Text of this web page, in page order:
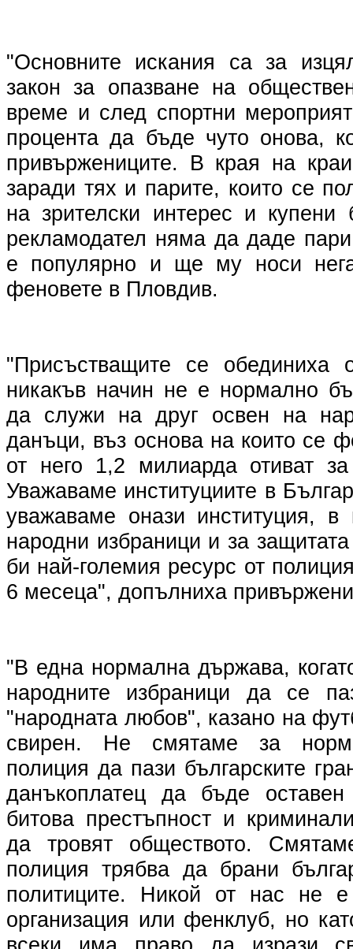
"Основните искания са за
закон за опазване на
време и след спортни
процента да бъде чуто онова,
привържениците. В края на
заради тях и парите, които се
на зрителски интерес и купени
рекламодател няма да даде
е популярно и ще му носи
феновете в Пловдив.
"Присъстващите се обединиха
никакъв начин не е нормално
да служи на друг освен на
данъци, въз основа на които се
от него 1,2 милиарда отиват
Уважаваме институциите в
уважаваме онази институция, в
народни избраници и за
би най-големия ресурс от
6 месеца", допълниха
"В една нормална държава,
народните избраници да се
"народната любов", казано на
свирен. Не смятаме за
полиция да пази българските
данъкоплатец да бъде
битова престъпност и
да тровят обществото.
полиция трябва да брани
политиците. Никой от нас не е
организация или фенклуб, но